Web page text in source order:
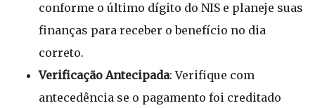
conforme o último dígito do NIS e planeje suas
finanças para receber o benefício no dia
correto.
Verificação Antecipada: Verifique com
antecedência se o pagamento foi creditado